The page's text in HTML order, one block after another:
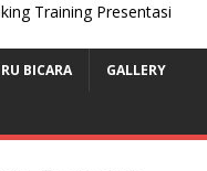
BICARA GALLERY